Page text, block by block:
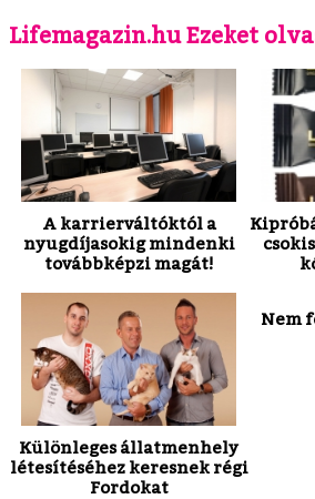
Lifemagazin.hu Ezeket
A karrierváltóktól a
nyugdíjasokig mindenki
továbbképzi magát!
Különleges állatmenhely
létesítéséhez keresnek régi
Fordokat
Nem